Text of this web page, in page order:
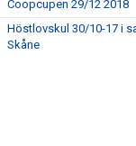
STÖDMEDLEM/ÅRSKORT
KÖPA UTRUSTNING (KH)
Coopcupen 29/12 2018
Höstlovskul 30/10-17 i
Skåne